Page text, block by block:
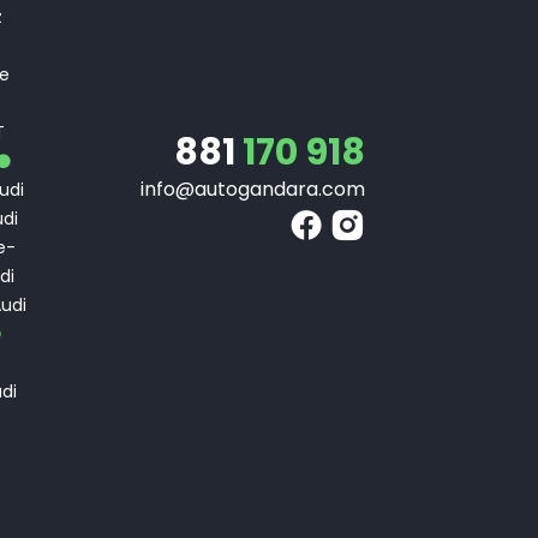
881170 918
info@autogandara.com